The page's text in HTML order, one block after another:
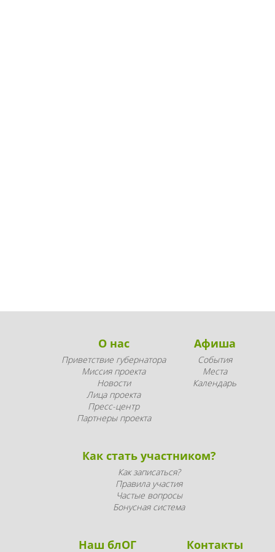
О нас
Приветствие губернатора
Миссия проекта
Новости
Лица проекта
Пресс-центр
Партнеры проекта
Афиша
События
Места
Календарь
Как стать участником?
Как записаться?
Правила участия
Частые вопросы
Бонусная система
Наш блОГ Контакты